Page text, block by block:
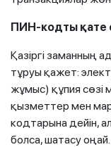
ПИН-кодты қате
Қазіргі заманның
тұруы қажет:
жұмыс) құпия сөзі
қызметтер мен
кодтарына дейін,
болса, шатасу